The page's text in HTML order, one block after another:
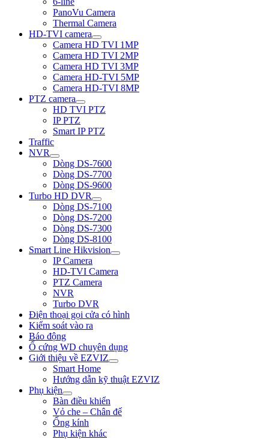
PanoVu Camera
Thermal Camera
HD-TVI camera
Camera HD TVI 1MP
Camera HD TVI 2MP
Camera HD TVI 3MP
Camera HD-TVI 5MP
Camera HD-TVI 8MP
PTZ camera
HD TVI PTZ
IP PTZ
Smart IP PTZ
Traffic
NVR
Dòng DS-7600
Dòng DS-7700
Dòng DS-9600
Turbo HD DVR
Dòng DS-7100
Dòng DS-7200
Dòng DS-7300
Dòng DS-8100
Smart Line Hikvision
IP Camera
HD-TVI Camera
PTZ Camera
NVR
Turbo DVR
Điện thoại gọi cửa có hình
Kiểm soát vào ra
Báo động
Ổ cứng WD chuyên dụng
Giới thiệu về EZVIZ
Smart Home
Hướng dẫn kỹ thuật EZVIZ
Phụ kiện
Bàn điều khiển
Vỏ che – Chân đế
Ống kính
Phụ kiện khác